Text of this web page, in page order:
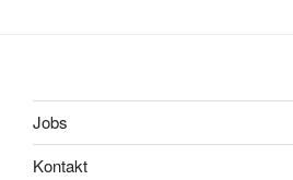
Jobs
Kontakt